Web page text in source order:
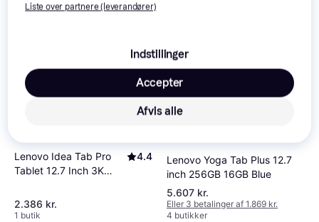
2.749 kr.
Lenovo Idea Tab Pro
Tablet 12.7 Inch 3K
4.4
2.386 kr.
1 butik
Lenovo Yoga Tab Plus 12.7
inch 256GB 16GB Blue
5.607 kr.
Eller 3 betalinger af 1.869 kr.
4 butikker
Liste over partnere (leverandører)
Indstillinger
Afvis alle
Accepter